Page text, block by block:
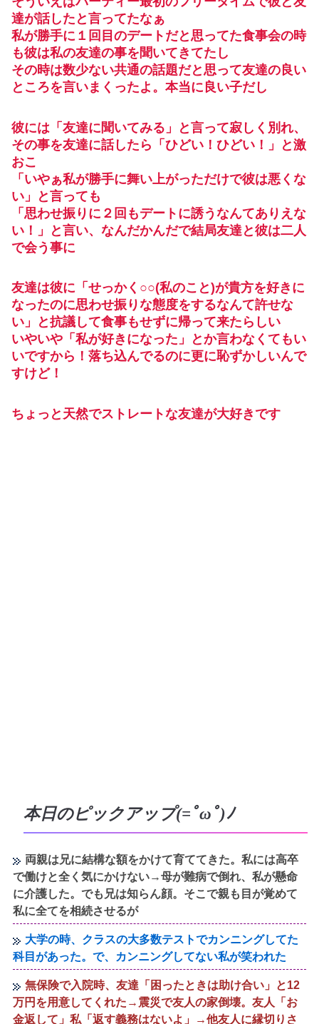
達が話したと言ってたなぁ
私が勝手に１回目のデートだと思ってた食事会の時
も彼は私の友達の事を聞いてきてたし
その時は数少ない共通の話題だと思って友達の良い
ところを言いまくったよ。本当に良い子だし
彼には「友達に聞いてみる」と言って寂しく別れ、
その事を友達に話したら「ひどい！ひどい！」と激
おこ
「いやぁ私が勝手に舞い上がっただけで彼は悪くな
い」と言っても
「思わせ振りに２回もデートに誘うなんてありえな
い！」と言い、なんだかんだで結局友達と彼は二人
で会う事に
友達は彼に「せっかく○○(私のこと)が貴方を好きに
なったのに思わせ振りな態度をするなんて許せな
い」と抗議して食事もせずに帰って来たらしい
いやいや「私が好きになった」とか言わなくてもい
いですから！落ち込んでるのに更に恥ずかしいんで
すけど！
ちょっと天然でストレートな友達が大好きです
本日のピックアップ(=ﾟωﾟ)ﾉ
両親は兄に結構な額をかけて育ててきた。私には高卒
で働けと全く気にかけない→母が難病で倒れ、私が懸命
に介護した。でも兄は知らん顔。そこで親も目が覚めて
私に全てを相続させるが
大学の時、クラスの大多数テストでカンニングしてた
科目があった。で、カンニングしてない私が笑われた
無保険で入院時、友達「困ったときは助け合い」と12
万円を用意してくれた→震災で友人の家倒壊。友人「お
金返して」私「返す義務はないよ」→他友人に縁切りさ